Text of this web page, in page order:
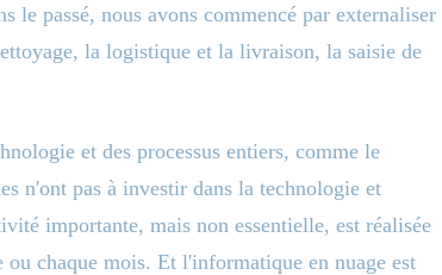
le passé, nous avons commencé par externaliser
la logistique et la livraison, la saisie de
et des processus entiers, comme le
n'ont pas à investir dans la technologie et
importante, mais non essentielle, est réalisée
ou chaque mois. Et l'informatique en nuage est